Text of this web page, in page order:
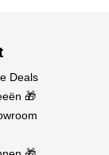
Deals
🎁